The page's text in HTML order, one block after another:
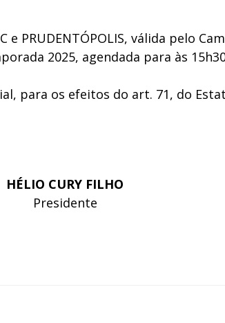
e PRUDENTÓPOLIS, válida pelo
2025, agendada para às
para os efeitos do art. 71, do
HÉLIO CURY FILHO
Presidente